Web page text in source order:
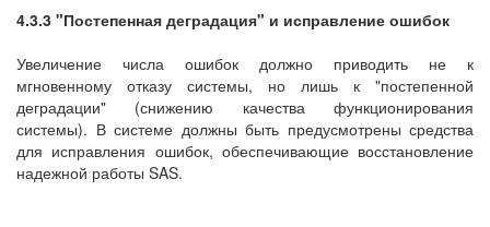
4.3.3 "Постепенная деградация" и исправление ошибок
Увеличение числа ошибок должно приводить не к
мгновенному отказу системы, но лишь к "постепенной
деградации" (снижению качества функционирования
системы). В системе должны быть предусмотрены средства
для исправления ошибок, обеспечивающие восстановление
надежной работы SAS.